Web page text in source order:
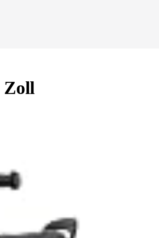
Zoll